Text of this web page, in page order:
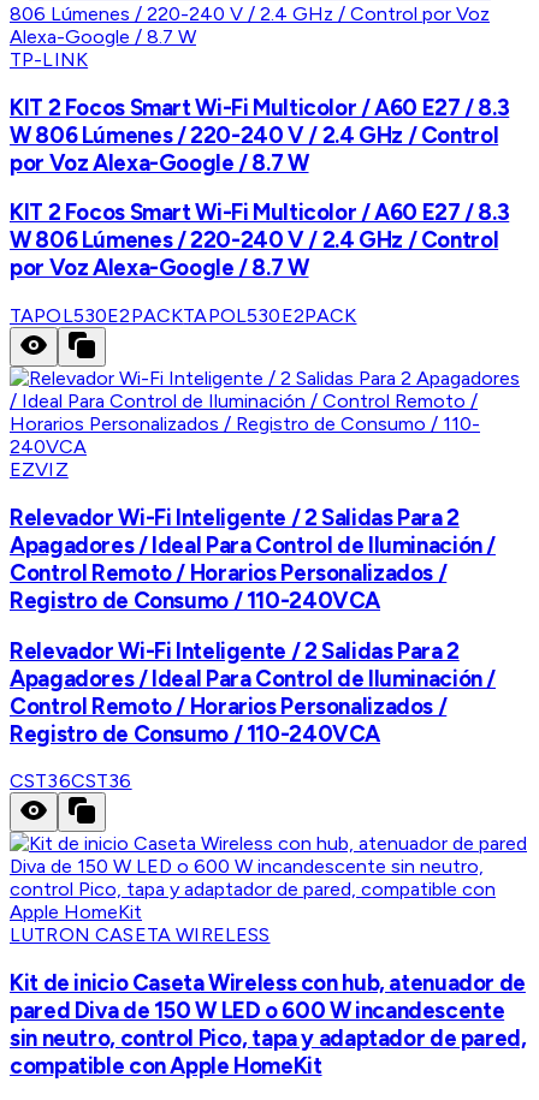
TP-LINK
KIT 2 Focos Smart Wi-Fi Multicolor / A60 E27 / 8.3
W 806 Lúmenes / 220-240 V / 2.4 GHz / Control
por Voz Alexa-Google / 8.7 W
KIT 2 Focos Smart Wi-Fi Multicolor / A60 E27 / 8.3
W 806 Lúmenes / 220-240 V / 2.4 GHz / Control
por Voz Alexa-Google / 8.7 W
TAPOL530E2PACKTAPOL530E2PACK
EZVIZ
Relevador Wi-Fi Inteligente / 2 Salidas Para 2
Apagadores / Ideal Para Control de Iluminación /
Control Remoto / Horarios Personalizados /
Registro de Consumo / 110-240VCA
Relevador Wi-Fi Inteligente / 2 Salidas Para 2
Apagadores / Ideal Para Control de Iluminación /
Control Remoto / Horarios Personalizados /
Registro de Consumo / 110-240VCA
CST36CST36
LUTRON CASETA WIRELESS
Kit de inicio Caseta Wireless con hub, atenuador de
pared Diva de 150 W LED o 600 W incandescente
sin neutro, control Pico, tapa y adaptador de pared,
compatible con Apple HomeKit